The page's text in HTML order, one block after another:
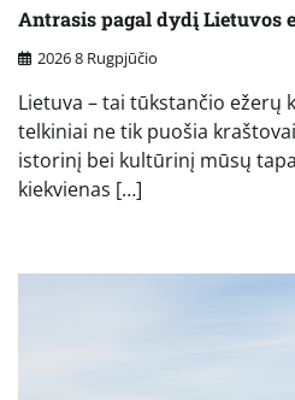
Antrasis pagal dydį Lietuvos
2026 8 Rugpjūčio
Lietuva – tai tūkstančio ežerų
telkiniai ne tik puošia
istorinį bei kultūrinį mūsų
kiekvienas […]